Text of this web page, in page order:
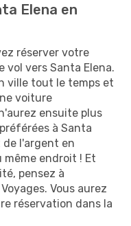
Elena en
réserver votre
vol vers Santa Elena.
ville tout le temps et
voiture
ensuite plus
à Santa
de l'argent en
endroit ! Et
pensez à
Vous aurez
réservation dans la